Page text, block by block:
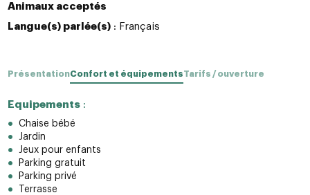
Animaux acceptés
Langue(s) parlée(s): Français
PrésentationConfort et équipementsTarifs / ouverture
Equipements:
Chaise bébé
Jardin
Jeux pour enfants
Parking gratuit
Parking privé
Terrasse